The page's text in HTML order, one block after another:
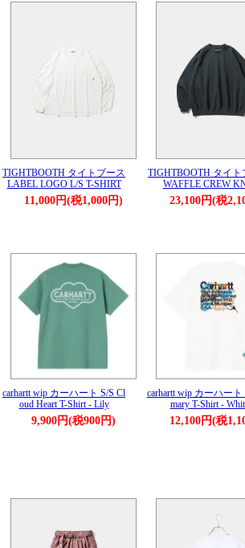
TIGHTBOOTH タイトブース
LABEL LOGO L/S T-SHIRT
11,000円(税1,000円)
TIGHTBOOTH タイト
WAFFLE CREW
23,100円(税
carhartt wip カーハート S/S Cl
oud Heart T-Shirt - Lily
9,900円(税900円)
carhartt wip カーハート
mary T-Shirt -
12,100円(税